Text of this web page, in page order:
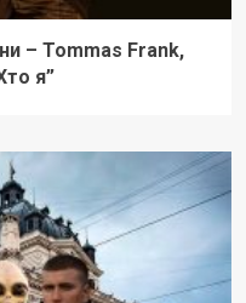
– Tommas Frank,
я”